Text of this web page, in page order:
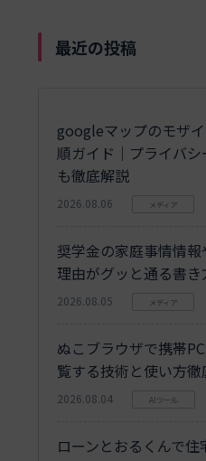
最近の投稿
googleマップのモザ
順ガイド｜プライバ
も徹底解説
2026.08.06 メディア
奨学金の家庭事情情
理由がグッと通る書き
2026.08.05 メディア
ぬこブラウザで携帯
覧する技術と使い方徹
2026.08.04 AIツール
ローンとおるくんで